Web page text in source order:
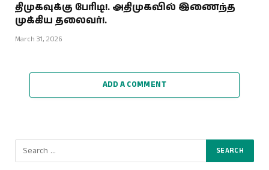
திமுகவுக்கு பேரிடி!. அதிமுகவில் இணைந்த
முக்கிய தலைவர்!.
March 31, 2026
ADD A COMMENT